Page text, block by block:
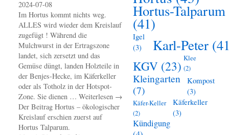
2024-07-08
Im Hortus kommt nichts weg.
ALLES wird wieder dem Kreislauf
zugefügt ! Während die
Mulchwurst in der Ertragszone
landet, sich zersetzt und das
Gemüse düngt, landen Holzteile in
der Benjes-Hecke, im Käferkeller
oder als Totholz in der Hotspot-
Zone. Sie dienen … Weiterlesen →
Der Beitrag Hortus – ökologischer
Kreislauf erschien zuerst auf
Hortus Talparum.
Hortus-Talparum
(41)
Igel
(3)
Karl-Peter
KGV (23) Klee
(2)
Kleingarten
(7)
Kompost
(3)
Käfer-Keller
(2)
Käferkeller
(3)
Kündigung